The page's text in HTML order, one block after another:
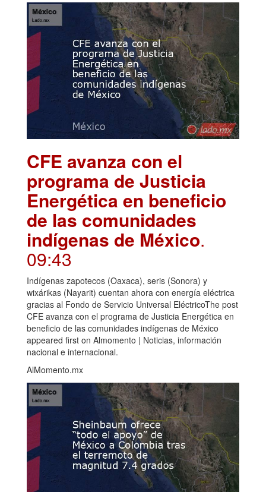
CFE avanza con el
programa de Justicia
Energética en beneficio
de las comunidades
indígenas de México.
09:43
Indígenas zapotecos (Oaxaca), seris (Sonora) y
wixárikas (Nayarit) cuentan ahora con energía eléctrica
gracias al Fondo de Servicio Universal EléctricoThe post
CFE avanza con el programa de Justicia Energética en
beneficio de las comunidades indígenas de México
appeared first on Almomento | Noticias, información
nacional e internacional.
AlMomento.mx